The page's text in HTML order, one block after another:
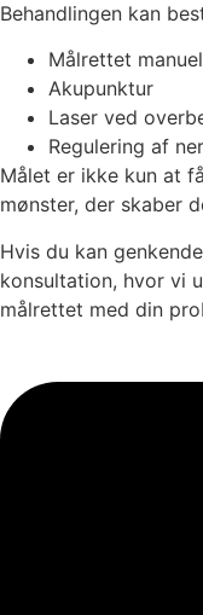
Behandlingen kan
Målrettet
Akupunktur
Laser ved
Regulering af
Målet er ikke kun at
mønster, der skaber
Hvis du kan
konsultation, hvor vi
målrettet med din